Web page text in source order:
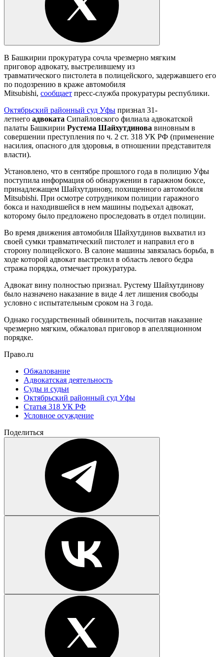
В Башкирии прокуратура сочла чрезмерно мягким
приговор адвокату, выстрелившему из
травматического пистолета в полицейского, задержавшего его
по подозрению в краже автомобиля
Mitsubishi, сообщает пресс-служба прокуратуры республики.
Октябрьский районный суд Уфы признал 31-
летнего адвоката Сипайловского филиала адвокатской
палаты Башкирии Рустема Шайхутдинова виновным в
совершении преступления по ч. 2 ст. 318 УК РФ (применение
насилия, опасного для здоровья, в отношении представителя
власти).
Установлено, что в сентябре прошлого года в полицию Уфы
поступила информация об обнаружении в гаражном боксе,
принадлежащем Шайхутдинову, похищенного автомобиля
Mitsubishi. При осмотре сотрудником полиции гаражного
бокса и находившейся в нем машины подъехал адвокат,
которому было предложено проследовать в отдел полиции.
Во время движения автомобиля Шайхутдинов выхватил из
своей сумки травматический пистолет и направил его в
сторону полицейского. В салоне машины завязалась борьба, в
ходе которой адвокат выстрелил в область левого бедра
стража порядка, отмечает прокуратура.
Адвокат вину полностью признал. Рустему Шайхутдинову
было назначено наказание в виде 4 лет лишения свободы
условно с испытательным сроком на 3 года.
Однако государственный обвинитель, посчитав наказание
чрезмерно мягким, обжаловал приговор в апелляционном
порядке.
Право.ru
Обжалование
Адвокатская деятельность
Суды и судьи
Октябрьский районный суд Уфы
Статья 318 УК РФ
Условное осуждение
Поделиться